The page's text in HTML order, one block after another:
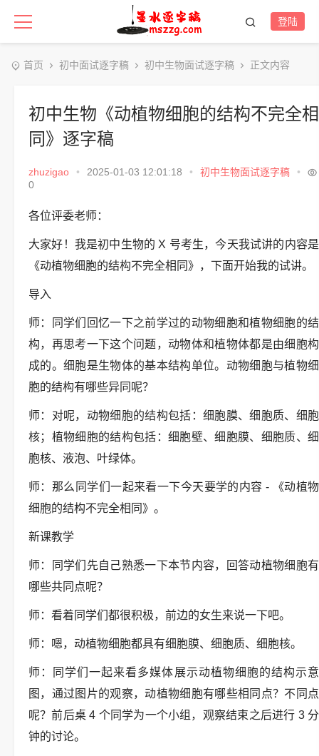
登陆
首页 初中面试逐字稿 初中生物面试逐字稿 正文内容
初中生物《动植物细胞的结构不完全相
同》逐字稿
zhuzigao • 2025-01-03 12:01:18 • 初中生物面试逐字稿
•
0
各位评委老师：
大家好！我是初中生物的 X 号考生，今天我试讲的内容是
《动植物细胞的结构不完全相同》，下面开始我的试讲。
导入
师：同学们回忆一下之前学过的动物细胞和植物细胞的结
构，再思考一下这个问题，动物体和植物体都是由细胞构
成的。细胞是生物体的基本结构单位。动物细胞与植物细
胞的结构有哪些异同呢？
师：对呢，动物细胞的结构包括：细胞膜、细胞质、细胞
核；植物细胞的结构包括：细胞壁、细胞膜、细胞质、细
胞核、液泡、叶绿体。
师：那么同学们一起来看一下今天要学的内容 - 《动植物
细胞的结构不完全相同》。
新课教学
师：同学们先自己熟悉一下本节内容，回答动植物细胞有
哪些共同点呢？
师：看着同学们都很积极，前边的女生来说一下吧。
师：嗯，动植物细胞都具有细胞膜、细胞质、细胞核。
师：同学们一起来看多媒体展示动植物细胞的结构示意
图，通过图片的观察，动植物细胞有哪些相同点？不同点
呢？前后桌 4 个同学为一个小组，观察结束之后进行 3 分
钟的讨论。